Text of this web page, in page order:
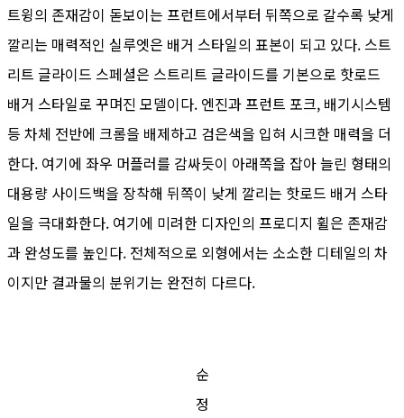
트윙의 존재감이 돋보이는 프런트에서부터 뒤쪽으로 갈수록 낮게
깔리는 매력적인 실루엣은 배거 스타일의 표본이 되고 있다. 스트
리트 글라이드 스페셜은 스트리트 글라이드를 기본으로 핫로드
배거 스타일로 꾸며진 모델이다. 엔진과 프런트 포크, 배기시스템
등 차체 전반에 크롬을 배제하고 검은색을 입혀 시크한 매력을 더
한다. 여기에 좌우 머플러를 감싸듯이 아래쪽을 잡아 늘린 형태의
대용량 사이드백을 장착해 뒤쪽이 낮게 깔리는 핫로드 배거 스타
일을 극대화한다. 여기에 미려한 디자인의 프로디지 휠은 존재감
과 완성도를 높인다. 전체적으로 외형에서는 소소한 디테일의 차
이지만 결과물의 분위기는 완전히 다르다.
순
정